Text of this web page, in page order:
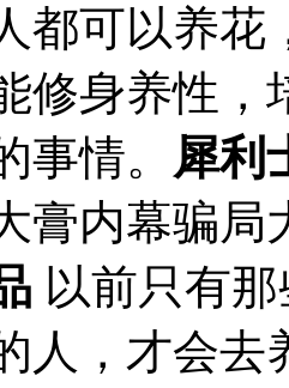
都可以养
修身养性，
事情。 犀利
膏内幕骗
以前只有
人，才会去